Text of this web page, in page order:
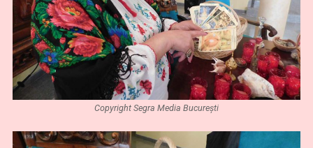
Copyright Segra Media București